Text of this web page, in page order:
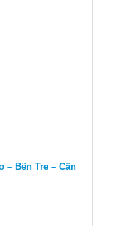
– Bến Tre – Cần